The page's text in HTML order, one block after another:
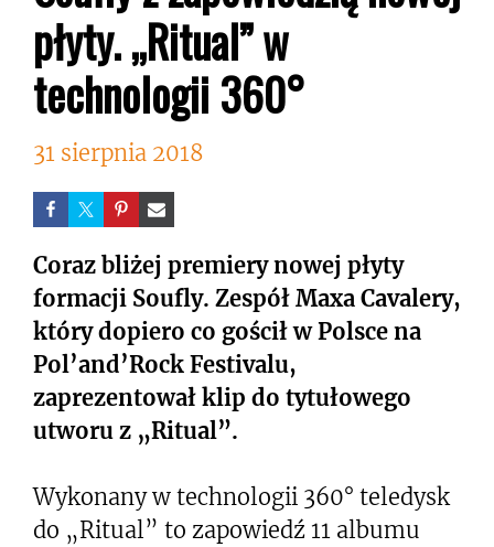
płyty. „Ritual” w
technologii 360°
31 sierpnia 2018
Coraz bliżej premiery nowej płyty
formacji Soufly. Zespół Maxa Cavalery,
który dopiero co gościł w Polsce na
Pol’and’Rock Festivalu,
zaprezentował klip do tytułowego
utworu z „Ritual”.
Wykonany w technologii 360° teledysk
do „Ritual” to zapowiedź 11 albumu